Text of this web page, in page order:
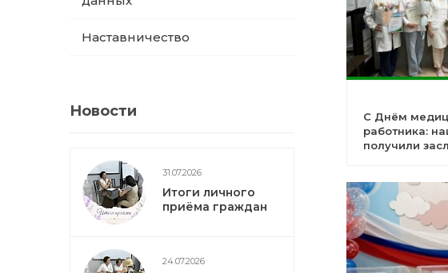
Наставничество
Новости
31.07.2026
Итоги личного
приёма граждан
24.07.2026
С Днём
работника:
получили